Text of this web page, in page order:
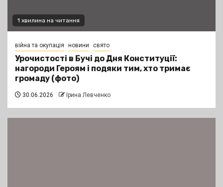
1 хвилина на читання
війна та окупація новини свято
Урочистості в Бучі до Дня Конституції:
нагороди Героям і подяки тим, хто тримає
громаду (фото)
30.06.2026 Ірина Левченко